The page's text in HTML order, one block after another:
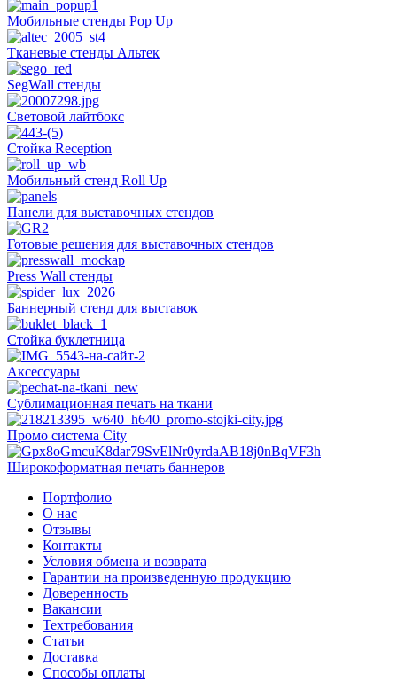
Мобильные стенды Pop Up
Тканевые стенды Альтек
SegWall стенды
Световой лайтбокс
Стойка Reception
Мобильный стенд Roll Up
Панели для выставочных стендов
Готовые решения для выставочных стендов
Press Wall стенды
Баннерный стенд для выставок
Стойка буклетница
Аксессуары
Сублимационная печать на ткани
Промо система City
Широкоформатная печать баннеров
Портфолио
О нас
Отзывы
Контакты
Условия обмена и возврата
Гарантии на произведенную продукцию
Доверенность
Вакансии
Техтребования
Статьи
Доставка
Способы оплаты